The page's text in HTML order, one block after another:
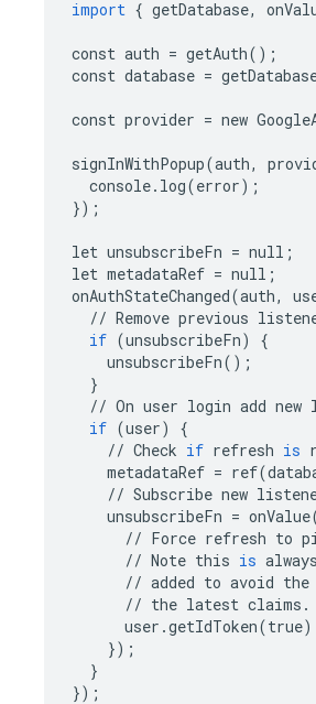
import { getDatabase,
const auth = getAuth();
const database =
const provider = new
signInWithPopup(auth,
console. log(error);
});
let unsubscribeFn = null ;
let metadataRef = null ;
onAuthStateChanged(auth,
// Remove previous
if (unsubscribeFn)
{
unsubscribeFn();
}
// On user login add new
if (user)
{
// Check if refresh is
metadataRef = ref(
// Subscribe new
unsubscribeFn = onValue
// Force refresh to
// Note this is always
// added to avoid the
// the latest claims .
user .getIdToken(true
});
}
});